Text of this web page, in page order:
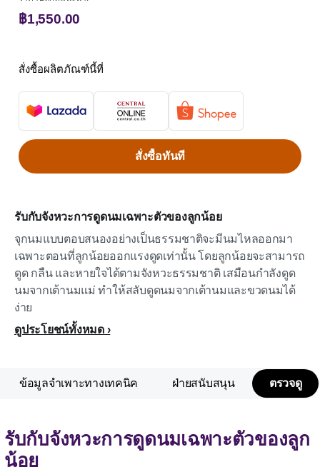
รับกับจังหวะการดูดนมเฉพาะตัวของลูกน้อย
จุกนมแบบตอบสนองอย่างเป็นธรรมชาติจะมีนมไหลออกมา
เฉพาะตอนที่ลูกน้อยออกแรงดูดเท่านั้น โดยลูกน้อยจะสามารถ
ดูด กลืน และหายใจได้ตามจังหวะธรรมชาติ เสมือนกำลังดูด
นมจากเต้านมแม่ ทำให้สลับดูดนมจากเต้านมและขวดนมได้
ง่าย
ดูประโยชน์ทั้งหมด
฿1,550.00
สั่งซื้อผลิตภัณฑ์นี้ที่
สั่งซื้อทันที
ข้อมูลจำเพาะทางเทคนิค ฝ่ายสนับสนุน ตรวจดู
รับกับจังหวะการดูดนมเฉพาะตัวของลูก
น้อย